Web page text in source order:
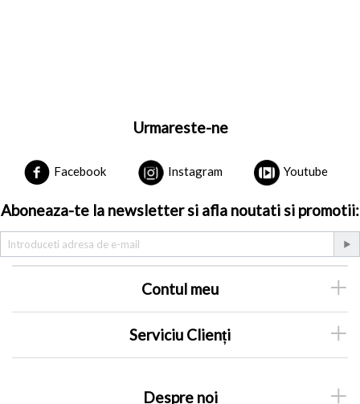
Urmareste-ne
Facebook Instagram Youtube
Aboneaza-te la newsletter si afla noutati si promotii:
Contul meu
Serviciu Clienți
Despre noi